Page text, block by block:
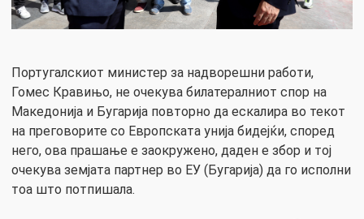
Португалскиот министер за надворешни работи,
Гомес Кравињо, не очекува билатералниот спор на
Македонија и Бугарија повторно да ескалира во текот
на преговорите со Европската унија бидејќи, според
него, ова прашање е заокружено, даден е збор и тој
очекува земјата партнер во ЕУ (Бугарија) да го исполни
тоа што потпишала.